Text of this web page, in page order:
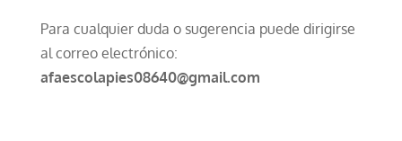
Para cualquier duda o sugerencia puede dirigirse
al correo electrónico:
afaescolapies08640@gmail.com